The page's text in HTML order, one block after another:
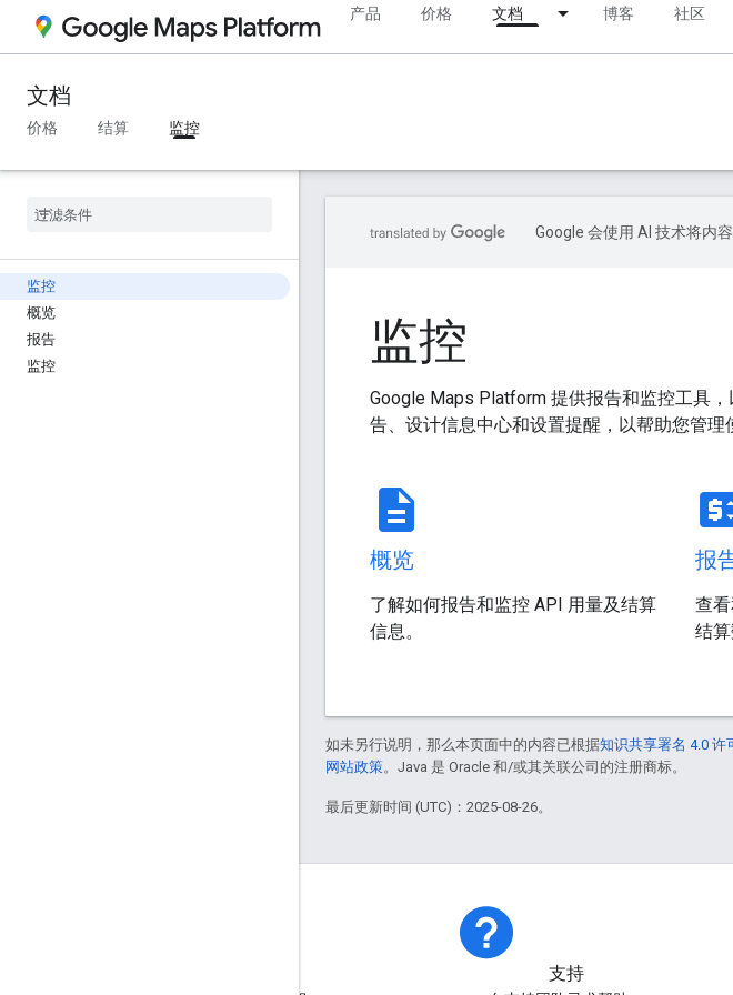
产品 价格 文档 博客 社区
文档
价格
结算 监控
监控
概览
报告
监控
Google 会使用 AI 技术将内
监控
Google Maps Platform 提供报告和监控工具
告、设计信息中心和设置提醒，以帮助您管理
description
概览
了解如何报告和监控 API 用量及结算
信息。
报
查
结
如未另行说明，那么本页面中的内容已根据知识共享署名 4.0 许
网站政策。Java 是 Oracle 和/或其关联公司的注册商标。
最后更新时间 (UTC)：2025-08-26。
支持